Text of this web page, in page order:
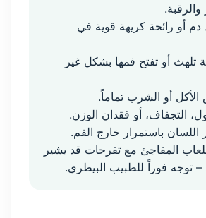
أو رائحة كريهة قوية في
تلهث أو تفتح فمها بشكل غير
أو الشرب تماماً.
التجفاف، أو فقدان الوزن.
باستمرار خارج الفم.
المفاجئ مع تقرحات قد يشير
توجه فوراً للطبيب البيطري.